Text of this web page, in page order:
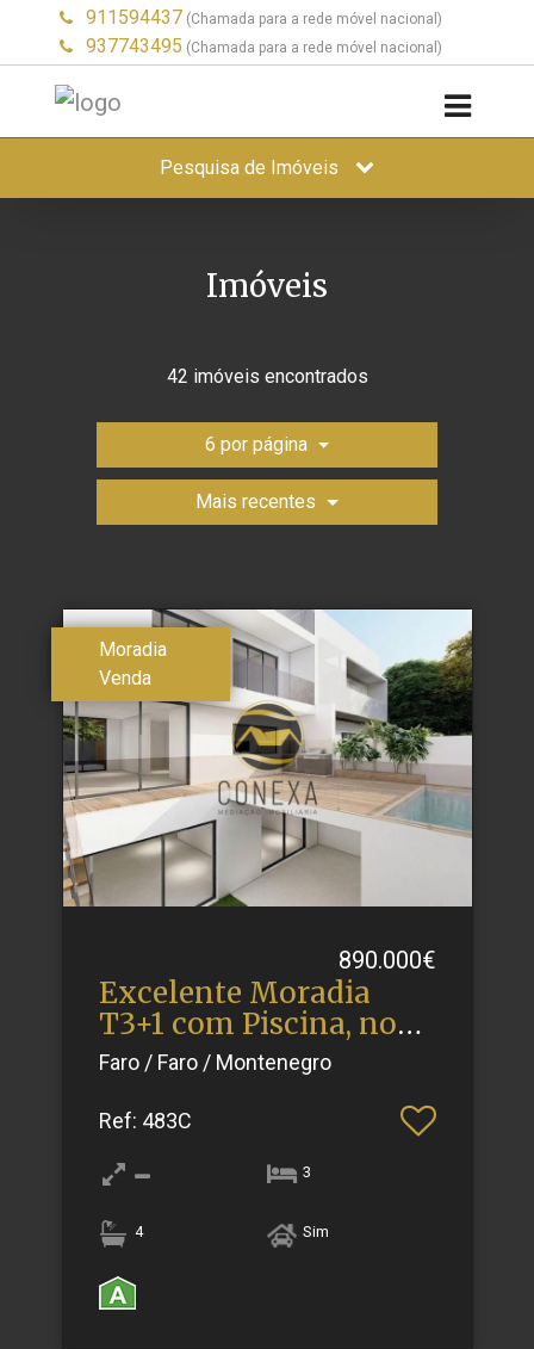
911594437 (Chamada para a rede móvel nacional)
937743495 (Chamada para a rede móvel nacional)
Pesquisa de Imóveis
Imóveis
42 imóveis encontrados
6 por página
Mais recentes
Moradia
Venda
890.000€
Excelente Moradia
T3+1 com Piscina, no
Monten.​..
Faro / Faro / Montenegro
Ref: 483C
3
4 Sim